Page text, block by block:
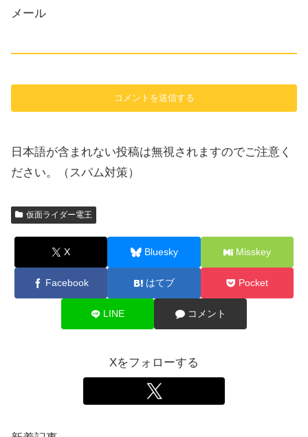
メール
日本語が含まれない投稿は無視されますのでご注意く
ださい。（スパム対策）
仮面ライダー電王
X Bluesky Misskey
Facebook はてブ Pocket
LINE コメント
Xをフォローする